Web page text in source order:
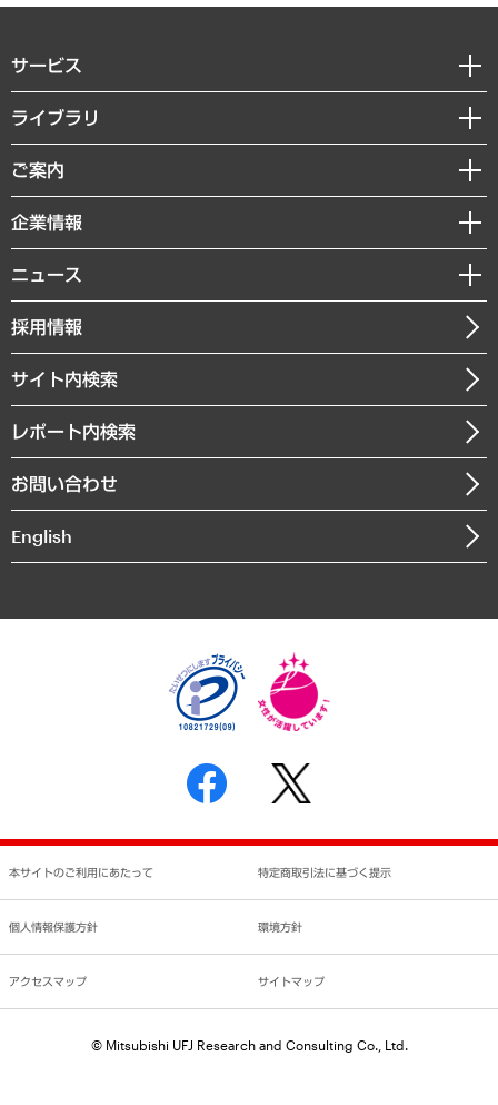
サービス
経営戦略
組織・人事戦略
デジタルイノベーション
共生・ダイバーシティ
GRC（ガバナンス・リスク・コンプライアンス）・防災（政策）
経済・産業・雇用・労働
まちづくり・観光・交通・スポーツ・スマートシティ
自然資源・農林水産業・食料システム
ライブラリ
経済調査
レポート
コラム
経営用語集
受託・受注実績（官公庁関連）
メディア掲載・出演
ご案内
セミナー・イベント情報
MUFGビジネスセミナー
受託案件情報
企業情報
私たちの想い
社長メッセージ
会社概要
沿革
組織図・本部部室紹介
インドネシア現地法人
個人情報保護方針
反社会的勢力に対する基本方針
書面による個人情報の開示等の請求の手続きについて
ニュース
ニュースリリース
お知らせ
採用情報
サイト内検索
レポート内検索
お問い合わせ
English
本サイトのご利用にあたって 特定商取引法に基づく提示
個人情報保護方針 環境方針
アクセスマップ サイトマップ
© Mitsubishi UFJ Research and Consulting Co., Ltd.